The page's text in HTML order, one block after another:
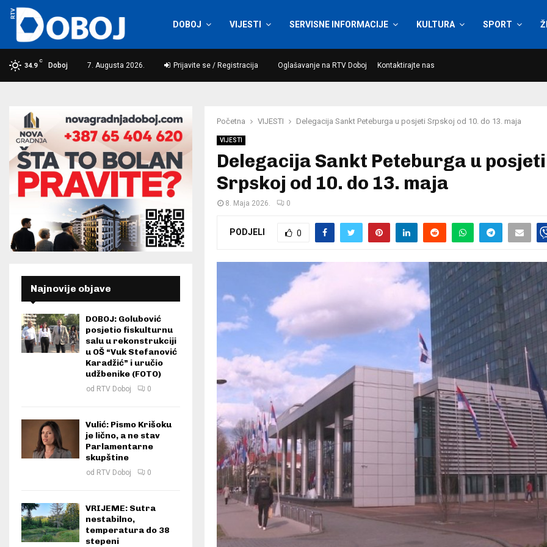
DOBOJ VIJESTI SERVISNE INFORMACIJE KULTURA SPORT
34.9
C
Doboj 7. Augusta 2026. Prijavite se / Registracija Oglašavanje na RTV Doboj Kontaktirajte nas
Početna VIJESTI Delegacija Sankt Peteburga u posjeti Srpskoj od 10. do 13. maja
VIJESTI
Delegacija Sankt Peteburga u posjeti
Srpskoj od 10. do 13. maja
8. Maja 2026. 0
PODJELI 0
Najnovije objave
DOBOJ: Golubović
posjetio fiskulturnu
salu u rekonstrukciji
u OŠ “Vuk Stefanović
Karadžić” i uručio
udžbenike (FOTO)
od RTV Doboj 0
Vulić: Pismo Krišoku
je lično, a ne stav
Parlamentarne
skupštine
od RTV Doboj 0
VRIJEME: Sutra
nestabilno,
temperatura do 38
stepeni